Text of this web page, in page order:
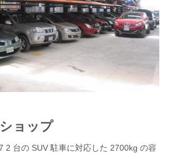
ョップ
2 台の SUV 駐車に対応した 2700kg の容